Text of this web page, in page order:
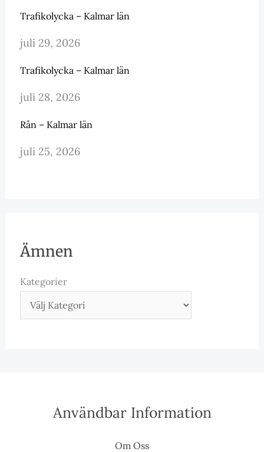
Trafikolycka – Kalmar län
juli 29, 2026
Trafikolycka – Kalmar län
juli 28, 2026
Rån – Kalmar län
juli 25, 2026
Ämnen
Kategorier
Användbar Information
Om Oss